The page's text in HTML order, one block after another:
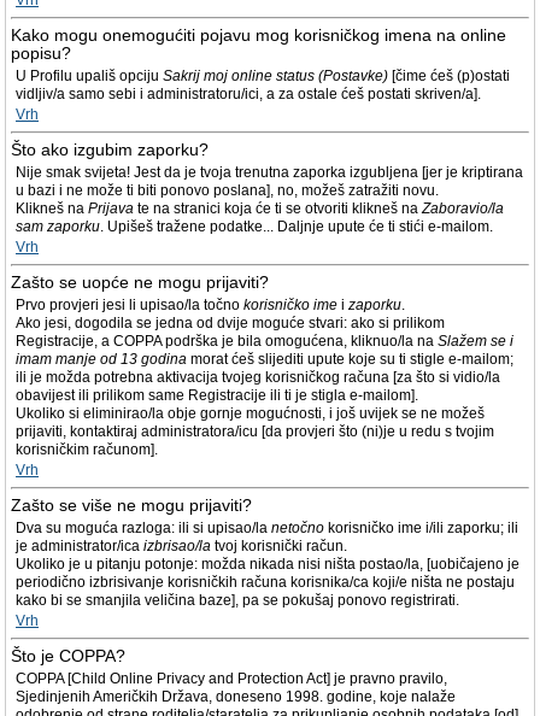
Kako mogu onemogućiti pojavu mog korisničkog imena na online
popisu?
U Profilu upališ opciju Sakrij moj online status (Postavke) [čime ćeš (p)ostati
vidljiv/a samo sebi i administratoru/ici, a za ostale ćeš postati skriven/a].
Vrh
Što ako izgubim zaporku?
Nije smak svijeta! Jest da je tvoja trenutna zaporka izgubljena [jer je kriptirana
u bazi i ne može ti biti ponovo poslana], no, možeš zatražiti novu.
Klikneš na Prijava te na stranici koja će ti se otvoriti klikneš naZaboravio/la
sam zaporku. Upišeš tražene podatke... Daljnje upute će ti stići e-mailom.
Vrh
Zašto se uopće ne mogu prijaviti?
Prvo provjeri jesi li upisao/la točno korisničko ime i zaporku.
Ako jesi, dogodila se jedna od dvije moguće stvari: ako si prilikom
Registracije, a COPPA podrška je bila omogućena, kliknuo/la na Slažem se i
imam manje od 13 godina morat ćeš slijediti upute koje su ti stigle e-mailom;
ili je možda potrebna aktivacija tvojeg korisničkog računa [za što si vidio/la
obavijest ili prilikom same Registracije ili ti je stigla e-mailom].
Ukoliko si eliminirao/la obje gornje mogućnosti, i još uvijek se ne možeš
prijaviti, kontaktiraj administratora/icu [da provjeri što (ni)je u redu s tvojim
korisničkim računom].
Vrh
Zašto se više ne mogu prijaviti?
Dva su moguća razloga: ili si upisao/la netočno korisničko ime i/ili zaporku; ili
je administrator/ica izbrisao/la tvoj korisnički račun.
Ukoliko je u pitanju potonje: možda nikada nisi ništa postao/la, [uobičajeno je
periodično izbrisivanje korisničkih računa korisnika/ca koji/e ništa ne postaju
kako bi se smanjila veličina baze], pa se pokušaj ponovo registrirati.
Vrh
Što je COPPA?
COPPA [Child Online Privacy and Protection Act] je pravno pravilo,
Sjedinjenih Američkih Država, doneseno 1998. godine, koje nalaže